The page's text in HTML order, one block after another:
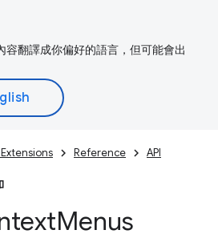
容翻譯成你偏好的語言，但可能會出
Reference API
Menus